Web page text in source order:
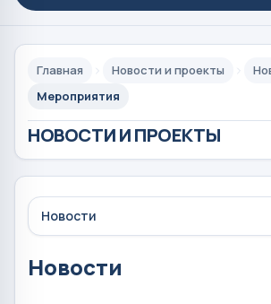
Главная Новости и проекты
Мероприятия
НОВОСТИ И ПРОЕКТЫ
Новости
Новости